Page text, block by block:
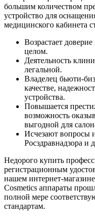
большим количеством
устройство для
медицинского кабинета
Возрастает
целом.
Деятельность
легальной.
Владелец бьюти-
качестве,
устройства.
Повышается
возможность
выгодной для
Исчезают вопросы
Росздравнадзора и
Недорого купить
регистрационным
нашем интернет-
Cosmetics аппараты
полной мере
стандартам.